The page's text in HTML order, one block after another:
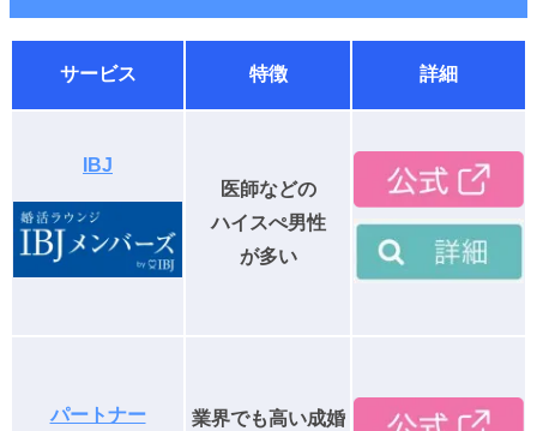
サービス 特徴 詳細
IBJ
医師などの
ハイスぺ男性
が多い
パートナー
業界でも高い成婚